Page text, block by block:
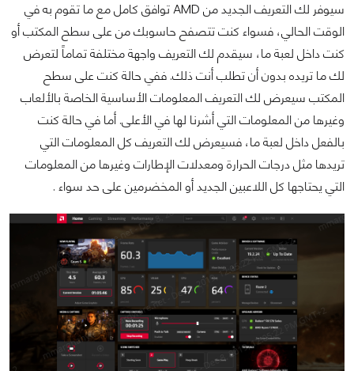
سيوفر لك التعريف الجديد من AMD توافق كامل مع ما تقوم به في
الوقت الحالي، فسواء كنت تتصفح حاسوبك من على سطح المكتب أو
كنت داخل لعبة ما، سيقدم لك التعريف واجهة مختلفة تماماً لتعرض
لك ما تريده بدون أن تطلب أنت ذلك. ففي حالة كنت على سطح
المكتب سيعرض لك التعريف المعلومات الأساسية الخاصة بالألعاب
وغيرها من المعلومات التي أشرنا لها في الأعلى. أما في حالة كنت
بالفعل داخل لعبة ما، فسيعرض لك التعريف كل المعلومات التي
تريدها مثل درجات الحرارة ومعدلات الإطارات وغيرها من المعلومات
التي يحتاجها كل اللاعبين الجديد أو المخضرمين على حد سواء .